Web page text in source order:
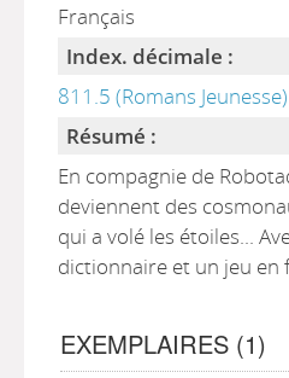
Français
Index. décimale :
811.5 (Romans Jeunesse)
Résumé :
En compagnie de
deviennent des
qui a volé les étoiles...
dictionnaire et un jeu en
EXEMPLAIRES (1)